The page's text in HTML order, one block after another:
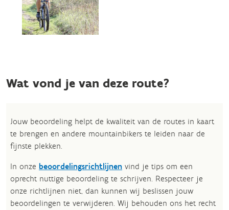
Wat vond je van deze route?
Jouw beoordeling helpt de kwaliteit van de routes in kaart
te brengen en andere mountainbikers te leiden naar de
fijnste plekken.
In onze beoordelingsrichtlijnen vind je tips om een
oprecht nuttige beoordeling te schrijven. Respecteer je
onze richtlijnen niet, dan kunnen wij beslissen jouw
beoordelingen te verwijderen. Wij behouden ons het recht